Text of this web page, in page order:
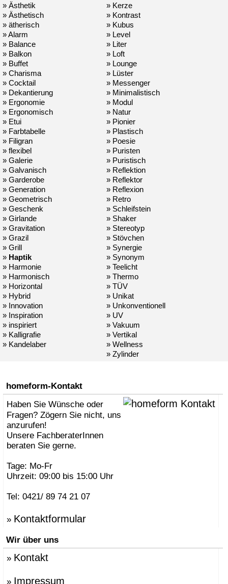
» Ästhetik
» Ästhetisch
» ätherisch
» Alarm
» Balance
» Balkon
» Buffet
» Charisma
» Cocktail
» Dekantierung
» Ergonomie
» Ergonomisch
» Etui
» Farbtabelle
» Filigran
» flexibel
» Galerie
» Galvanisch
» Garderobe
» Generation
» Geometrisch
» Geschenk
» Girlande
» Gravitation
» Grazil
» Grill
» Haptik
» Harmonie
» Harmonisch
» Horizontal
» Hybrid
» Innovation
» Inspiration
» inspiriert
» Kalligrafie
» Kandelaber
» Kerze
» Kontrast
» Kubus
» Level
» Liter
» Loft
» Lounge
» Lüster
» Messenger
» Minimalistisch
» Modul
» Natur
» Pionier
» Plastisch
» Poesie
» Puristen
» Puristisch
» Reflektion
» Reflektor
» Reflexion
» Retro
» Schleifstein
» Shaker
» Stereotyp
» Stövchen
» Synergie
» Synonym
» Teelicht
» Thermo
» TÜV
» Unikat
» Unkonventionell
» UV
» Vakuum
» Vertikal
» Wellness
» Zylinder
homeform-Kontakt
Haben Sie Wünsche oder
Fragen? Zögern Sie nicht, uns
anzurufen!
Unsere FachberaterInnen
beraten Sie gerne.
Tage: Mo-Fr
Uhrzeit: 09:00 bis 15:00 Uhr
Tel: 0421/ 89 74 21 07
» Kontaktformular
Wir über uns
» Kontakt
» Impressum